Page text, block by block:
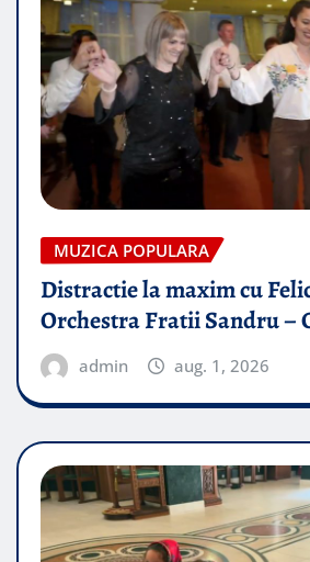
MUZICA POPULARA
Distractie la maxim cu
Orchestra Fratii Sandru –
admin aug. 1, 2026